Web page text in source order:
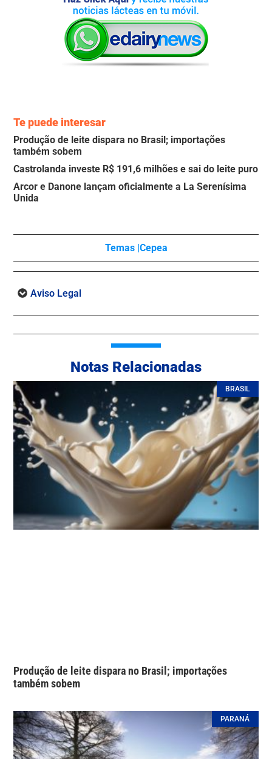
Te puede interesar
Produção de leite dispara no Brasil; importações
também sobem
Castrolanda investe R$ 191,6 milhões e sai do leite puro
Arcor e Danone lançam oficialmente a La Serenísima
Unida
Temas |Cepea
Aviso Legal
Notas Relacionadas
BRASIL
Produção de leite dispara no Brasil; importações
também sobem
PARANÁ